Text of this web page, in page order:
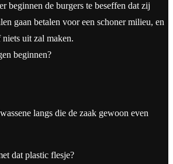
beginnen de burgers te beseffen dat zij
gaan betalen voor een schoner milieu, en
uit zal maken.
beginnen?
langs die de zaak gewoon even
dat plastic flesje?